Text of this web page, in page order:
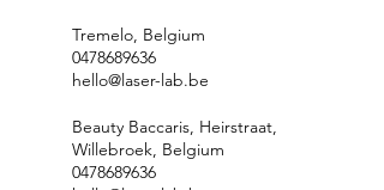
Tremelo, Belgium
0478689636
hello@laser-lab.be
Beauty Baccaris, Heirstraat,
Willebroek, Belgium
0478689636